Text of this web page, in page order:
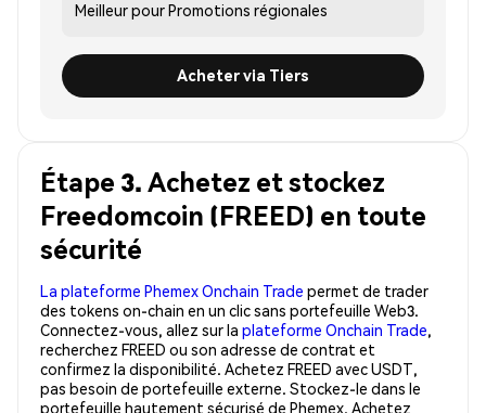
Meilleur pourPromotions régionales
Acheter via Tiers
Étape 3. Achetez et stockez
Freedomcoin (FREED) en toute
sécurité
La plateforme Phemex Onchain Trade permet de trader
des tokens on-chain en un clic sans portefeuille Web3.
Connectez-vous, allez sur la plateforme Onchain Trade,
recherchez FREED ou son adresse de contrat et
confirmez la disponibilité. Achetez FREED avec USDT,
pas besoin de portefeuille externe. Stockez-le dans le
portefeuille hautement sécurisé de Phemex. Achetez